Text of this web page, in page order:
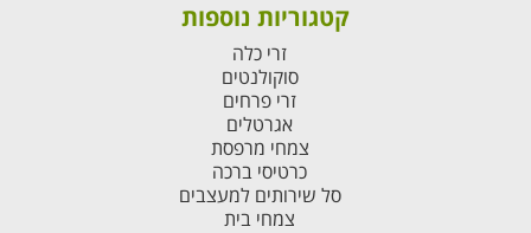
קטגוריות נוספות
זרי כלה
סוקולנטים
זרי פרחים
אגרטלים
צמחי מרפסת
כרטיסי ברכה
סל שירותים למעצבים
צמחי בית